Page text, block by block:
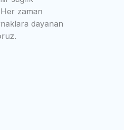
zaman
dayanan